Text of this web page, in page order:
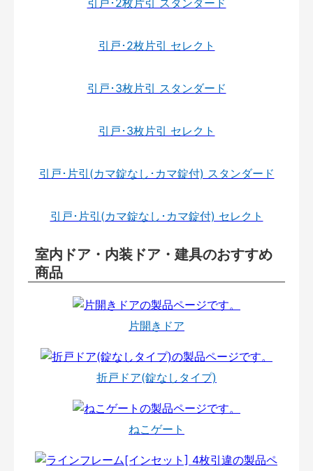
引戸･2枚片引 セレクト
引戸･3枚片引 スタンダード
引戸･3枚片引 セレクト
引戸･片引(カマ錠なし･カマ錠付) スタンダード
引戸･片引(カマ錠なし･カマ錠付) セレクト
室内ドア・内装ドア・建具のおすすめ
商品
片開きドア
折戸ドア(錠なしタイプ)
ねこゲート